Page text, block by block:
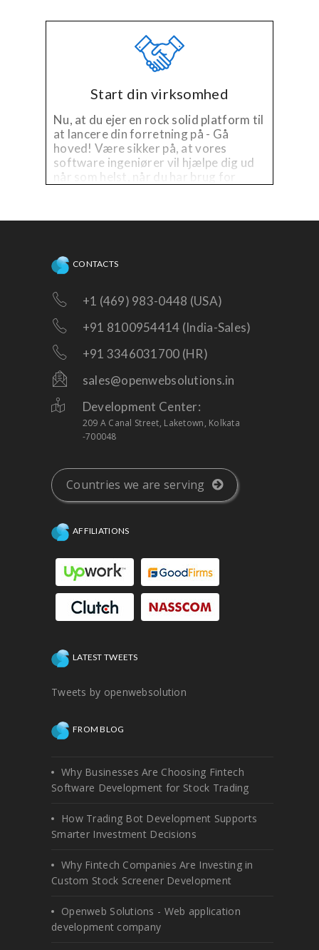
Start din virksomhed
Nu, at du ejer en rock solid platform til
at lancere din forretning på - Gå
hoved! Være sikker på, at vores
software ingeniører vil hjælpe dig ud
når som helst, når du har brug for
forbedringer!
CONTACTS
+1 (469) 983-0448 (USA)
+91 8100954414 (India-Sales)
+91 3346031700 (HR)
sales@openwebsolutions.in
Development Center:
209 A Canal Street, Laketown, Kolkata
-700048
Countries we are serving
AFFILIATIONS
LATEST TWEETS
Tweets by openwebsolution
FROM BLOG
Why Businesses Are Choosing Fintech
Software Development for Stock Trading
How Trading Bot Development Supports
Smarter Investment Decisions
Why Fintech Companies Are Investing in
Custom Stock Screener Development
Openweb Solutions - Web application
development company